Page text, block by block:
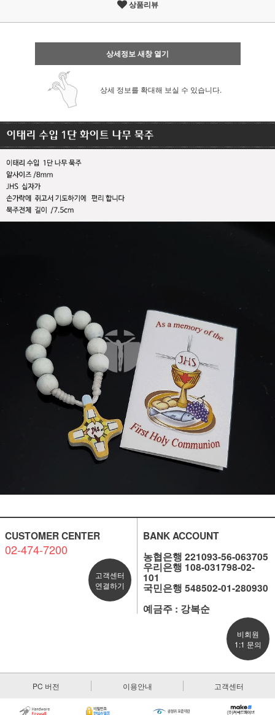
상품리뷰
상세정보 새창 열기
상세 정보를 확대해 보실 수 있습니다.
CUSTOMER CENTER
02-474-7200
고객센터
연결하기
BANK ACCOUNT
농협은행 221093-56-063705
우리은행 108-031798-02-
101
국민은행 548502-01-280930
예금주 : 강복순
비회원
1:1 문의
PC 버전 이용안내 고객센터